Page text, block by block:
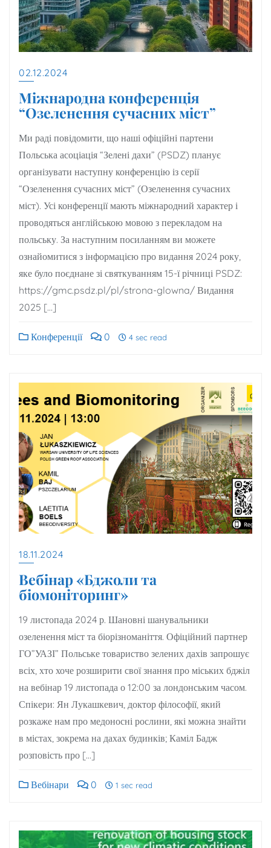
02.12.2024
Міжнародна конференція
“Озеленення сучасних міст”
Ми раді повідомити, що наші офіційні партени
Польська асоціація “Зелені дахи” (PSDZ) планує
організувати наступну конференцію із серії
“Озеленення сучасних міст” (Озеленення сучасних
міст). Усі конференції мають міжнародний характер і
проводяться англійською мовою з перекладом на
польську. За наступним посиланням ви можете
ознайомитися з інформацією про видання 2024 року,
яке було поєднане зі святкуванням 15-ї річниці PSDZ:
https://gmc.psdz.pl/pl/strona-glowna/ Видання
2025 […]
Конференції 0 4 sec read
18.11.2024
Вебінар «Бджоли та
біомоніторинг»
19 листопада 2024 р. Шановні шанувальники
озеленення міст та біорізноманіття. Офіційний партнер
ГО”УАЗІ” Польське товариство зелених дахів запрошує
всіх, хто хоче розширити свої знання про міських бджіл
на вебінар 19 листопада о 12:00 за лондонським часом.
Спікери: Ян Лукашкевич, доктор філософії, який
розкаже нам про медоносні рослини, які можна знайти
в містах, зокрема на дахах будинків; Каміл Бадж
розповість про […]
Вебінари 0 1 sec read